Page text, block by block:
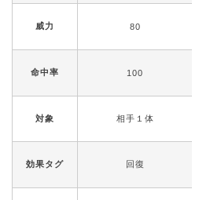
威力 80
命中率 100
対象 相手１体
効果タグ 回復